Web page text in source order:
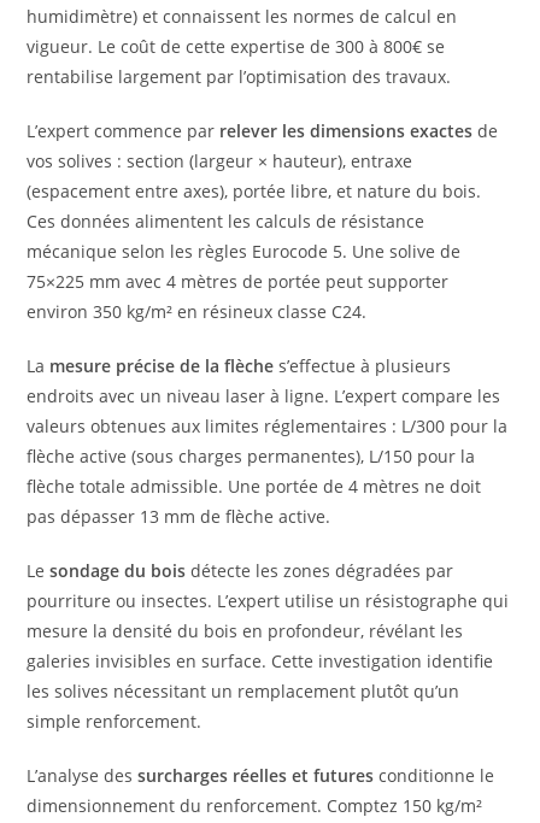
humidimètre) et connaissent les normes de calcul en
vigueur. Le coût de cette expertise de 300 à 800€ se
rentabilise largement par l’optimisation des travaux.
L’expert commence par relever les dimensions exactes de
vos solives : section (largeur × hauteur), entraxe
(espacement entre axes), portée libre, et nature du bois.
Ces données alimentent les calculs de résistance
mécanique selon les règles Eurocode 5. Une solive de
75×225 mm avec 4 mètres de portée peut supporter
environ 350 kg/m² en résineux classe C24.
La mesure précise de la flèche s’effectue à plusieurs
endroits avec un niveau laser à ligne. L’expert compare les
valeurs obtenues aux limites réglementaires : L/300 pour la
flèche active (sous charges permanentes), L/150 pour la
flèche totale admissible. Une portée de 4 mètres ne doit
pas dépasser 13 mm de flèche active.
Lesondage du bois détecte les zones dégradées par
pourriture ou insectes. L’expert utilise un résistographe qui
mesure la densité du bois en profondeur, révélant les
galeries invisibles en surface. Cette investigation identifie
les solives nécessitant un remplacement plutôt qu’un
simple renforcement.
L’analyse dessurcharges réelles et futures conditionne le
dimensionnement du renforcement. Comptez 150 kg/m²